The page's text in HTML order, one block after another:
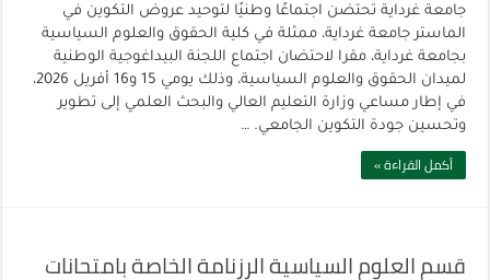
جامعة غرداية تحتضن اجتماعًا وطنيًا لتوحيد عروض التكوين في
الماستر جامعة غرداية، ممثلة في كلية الحقوق والعلوم السياسية
بجامعة غرداية، مقرا لاحتضان اجتماع اللجنة البيداغوجية الوطنية
لميدان الحقوق والعلوم السياسية، وذلك يومي 15 و16 أفريل 2026،
في إطار مساعي وزارة التعليم العالي والبحث العلمي إلى تطوير
وتحسين جودة التكوين الجامعي. …
أكمل القراءة »
قسم العلوم السياسية الرزنامة الخاصة بامتحانات